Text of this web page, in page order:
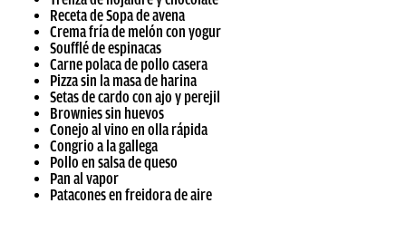
Receta de Sopa de avena
Crema fría de melón con yogur
Soufflé de espinacas
Carne polaca de pollo casera
Pizza sin la masa de harina
Setas de cardo con ajo y perejil
Brownies sin huevos
Conejo al vino en olla rápida
Congrio a la gallega
Pollo en salsa de queso
Pan al vapor
Patacones en freidora de aire